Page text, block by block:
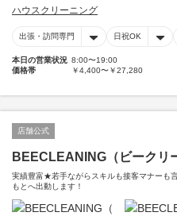
ハウスクリーニング
出張・訪問専門 日祝OK
本日の営業状況 8:00〜19:00
価格帯
￥4,400〜￥27,280
店舗公式
BEECLEANING（ビークリ
実績豊富★若手ながらスキルも接客マナーも
もとへ出動します！